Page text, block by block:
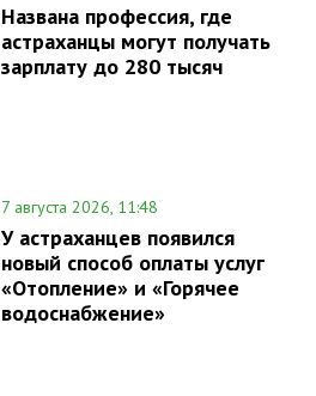
Названа профессия, где
астраханцы могут получать
зарплату до 280 тысяч
7 августа 2026, 11:48
У астраханцев появился
новый способ оплаты услуг
«Отопление» и «Горячее
водоснабжение»